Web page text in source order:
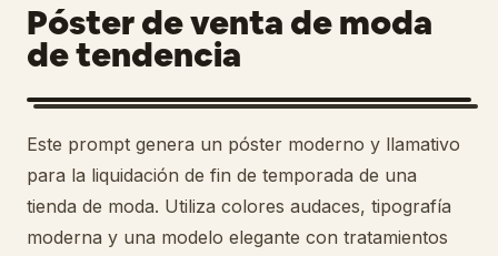
Casos de uso
Habilidades
Prompts
Precios
Póster de venta de moda
de tendencia
Este prompt genera un póster moderno y llamativo
para la liquidación de fin de temporada de una
tienda de moda. Utiliza colores audaces, tipografía
moderna y una modelo elegante con tratamientos